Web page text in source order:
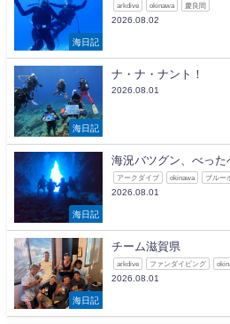
海日記
arkdive okinawa 慶良間
2026.08.02
海日記
ナ・ナ・ナント！
2026.08.01
海日記
海況バツグン、べった
アークダイブ okinawa ブルー
2026.08.01
海日記
チーム滋賀県
arkdive ファンダイビング
2026.08.01